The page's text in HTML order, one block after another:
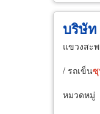
บริษัท
แขวงสะ
/ รถเข็นซุ
หมวดหมู่